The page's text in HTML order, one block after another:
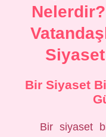
Bir Siyaset
Bir siyaset